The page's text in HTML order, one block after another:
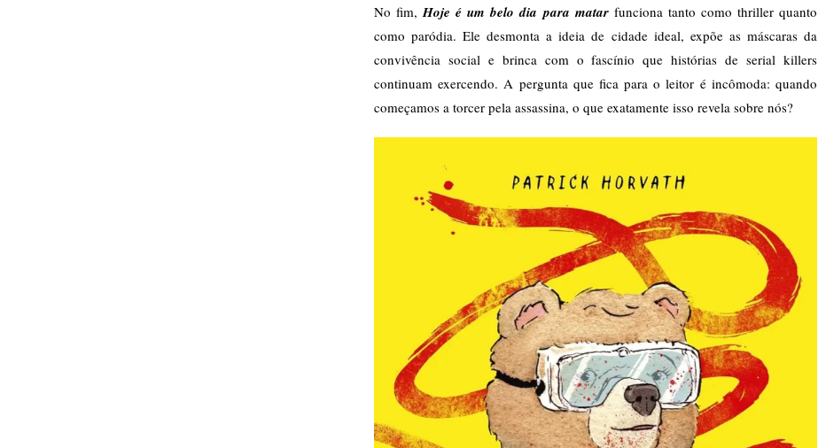
No fim,Hoje é um belo dia para matarfunciona tanto como thriller quanto
como paródia. Ele desmonta a ideia de cidade ideal, expõe as máscaras da
convivência social e brinca com o fascínio que histórias de serial killers
continuam exercendo. A pergunta que fica para o leitor é incômoda: quando
começamos a torcer pela assassina, o que exatamente isso revela sobre nós?